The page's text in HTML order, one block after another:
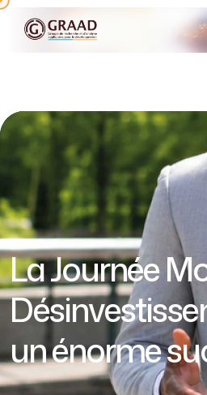
La Journée
un énorme